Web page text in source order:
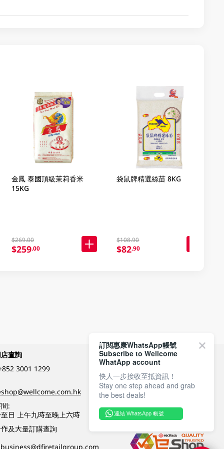
金鳳 泰國頂級茉莉香米
15KG
$269.00
$259.00
袋鼠牌精選絲苗 8KG
$108.90
$82.90
查詢
3001 1299
:
日 上午九時至晚上六時
及大量訂購查詢
付款方式
關注我們
訂閱惠康WhatsApp帳號
Subscribe to Wellcome
WhatApp account
快人一步接收至抵資訊！
Stay one step ahead and grab
the best deals!
連結 WhatsApp 帳號